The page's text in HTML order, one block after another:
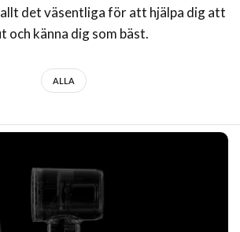
det väsentliga för att hjälpa dig att
och känna dig som bäst.
ALLA